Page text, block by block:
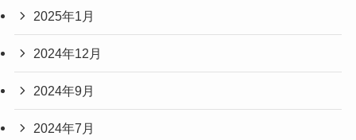
2025年1月
2024年12月
2024年9月
2024年7月